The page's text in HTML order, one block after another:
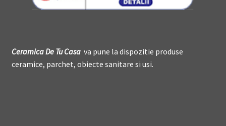
Ceramica DeTu Casava pune la dispozitie produse
ceramice, parchet, obiecte sanitare si usi.